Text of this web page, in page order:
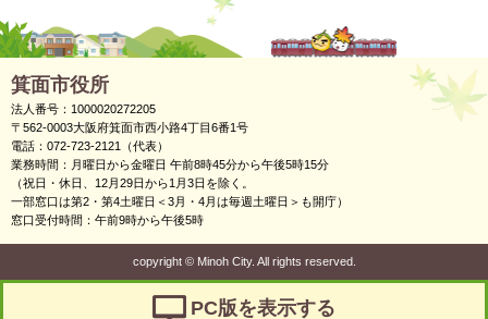
箕面市役所
法人番号：1000020272205
〒562-0003大阪府箕面市西小路4丁目6番1号
電話：072-723-2121（代表）
業務時間：月曜日から金曜日 午前8時45分から午後5時15分
（祝日・休日、12月29日から1月3日を除く。
一部窓口は第2・第4土曜日＜3月・4月は毎週土曜日＞も開庁）
窓口受付時間：午前9時から午後5時
copyright ©Minoh City. All rights reserved.
PC版を表示する